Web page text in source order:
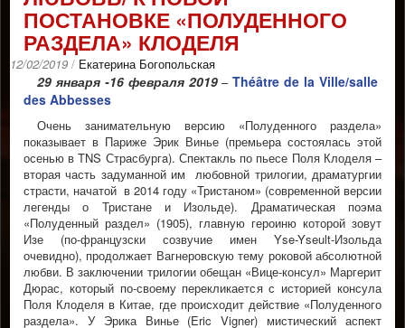
ПОСТАНОВКЕ «ПОЛУДЕННОГО
РАЗДЕЛА» КЛОДЕЛЯ
12/02/2019 / Екатерина Богопольская
29 января -16 февраля 2019–Théâtre de la Ville/salle
des Abbesses
Очень занимательную версию «Полуденного раздела»
показывает в Париже Эрик Винье (премьера состоялась этой
осенью в TNS Страсбургa). Спектакль по пьесе Поля Клоделя –
вторая часть задуманной им любовной трилогии, драматургии
страсти, начатой в 2014 году «Тристаном» (современной версии
легенды о Тристане и Изольде). Драматическая поэма
«Полуденный раздел» (1905), главную героиню которой зовут
Изе (по-французски созвучие имен Yse-Yseult-Изольда
очевидно), продолжает Вагнеровскую тему роковой абсолютной
любви. В заключении трилогии обещан «Вице-консул» Маргерит
Дюрас, который по-своему перекликается с историей консула
Поля Клоделя в Китае, где происходит действие «Полуденного
раздела». У Эрика Винье (Eric Vigner) мистический аспект